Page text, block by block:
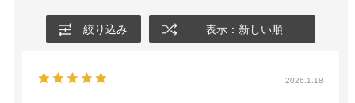
絞り込み 表示：新しい順
2026.1.18